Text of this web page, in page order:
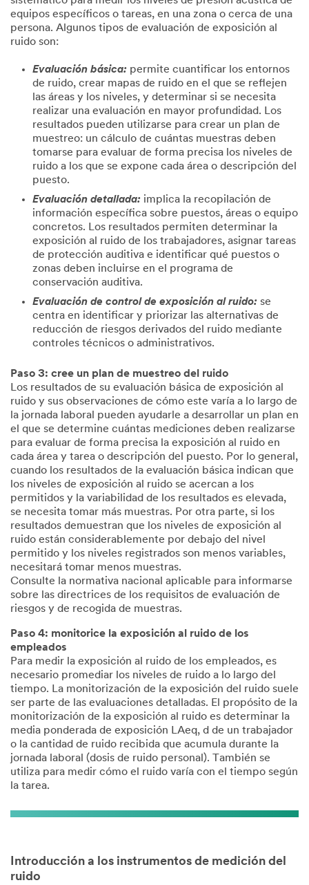
equipos específicos o tareas, en una zona o cerca de una
persona. Algunos tipos de evaluación de exposición al
ruido son:
Evaluación básica: permite cuantificar los entornos
de ruido, crear mapas de ruido en el que se reflejen
las áreas y los niveles, y determinar si se necesita
realizar una evaluación en mayor profundidad. Los
resultados pueden utilizarse para crear un plan de
muestreo: un cálculo de cuántas muestras deben
tomarse para evaluar de forma precisa los niveles de
ruido a los que se expone cada área o descripción del
puesto.
Evaluación detallada: implica la recopilación de
información específica sobre puestos, áreas o equipo
concretos. Los resultados permiten determinar la
exposición al ruido de los trabajadores, asignar tareas
de protección auditiva e identificar qué puestos o
zonas deben incluirse en el programa de
conservación auditiva.
Evaluación de control de exposición al ruido: se
centra en identificar y priorizar las alternativas de
reducción de riesgos derivados del ruido mediante
controles técnicos o administrativos.
Paso 3: cree un plan de muestreo del ruido
Los resultados de su evaluación básica de exposición al
ruido y sus observaciones de cómo este varía a lo largo de
la jornada laboral pueden ayudarle a desarrollar un plan en
el que se determine cuántas mediciones deben realizarse
para evaluar de forma precisa la exposición al ruido en
cada área y tarea o descripción del puesto. Por lo general,
cuando los resultados de la evaluación básica indican que
los niveles de exposición al ruido se acercan a los
permitidos y la variabilidad de los resultados es elevada,
se necesita tomar más muestras. Por otra parte, si los
resultados demuestran que los niveles de exposición al
ruido están considerablemente por debajo del nivel
permitido y los niveles registrados son menos variables,
necesitará tomar menos muestras.
Consulte la normativa nacional aplicable para informarse
sobre las directrices de los requisitos de evaluación de
riesgos y de recogida de muestras.
Paso 4: monitorice la exposición al ruido de los
empleados
Para medir la exposición al ruido de los empleados, es
necesario promediar los niveles de ruido a lo largo del
tiempo. La monitorización de la exposición del ruido suele
ser parte de las evaluaciones detalladas. El propósito de la
monitorización de la exposición al ruido es determinar la
media ponderada de exposición LAeq, d de un trabajador
o la cantidad de ruido recibida que acumula durante la
jornada laboral (dosis de ruido personal). También se
utiliza para medir cómo el ruido varía con el tiempo según
la tarea.
Introducción a los instrumentos de medición del
ruido